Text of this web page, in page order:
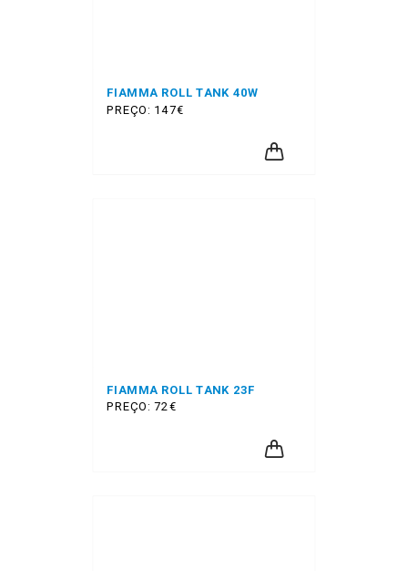
FIAMMA ROLL TANK 40W
PREÇO: 147€
FIAMMA ROLL TANK 23F
PREÇO: 72€